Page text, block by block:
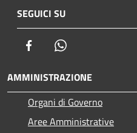
SEGUICI SU
Facebook
AMMINISTRAZIONE
Organi di Governo
Aree Amministrative